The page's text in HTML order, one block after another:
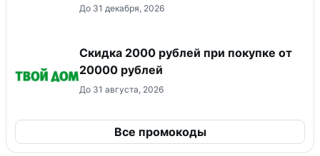
До 31 декабря, 2026
Скидка 2000 рублей при покупке от
20000 рублей
До 31 августа, 2026
Все промокоды